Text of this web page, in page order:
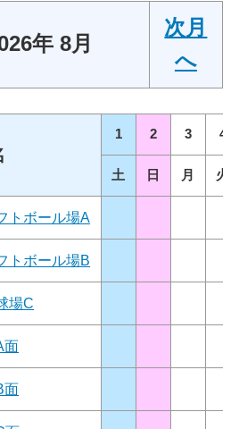
年 8月
次月
へ
1 2 3 4
土 日 月 火
トボール場A
トボール場B
場C
面
面